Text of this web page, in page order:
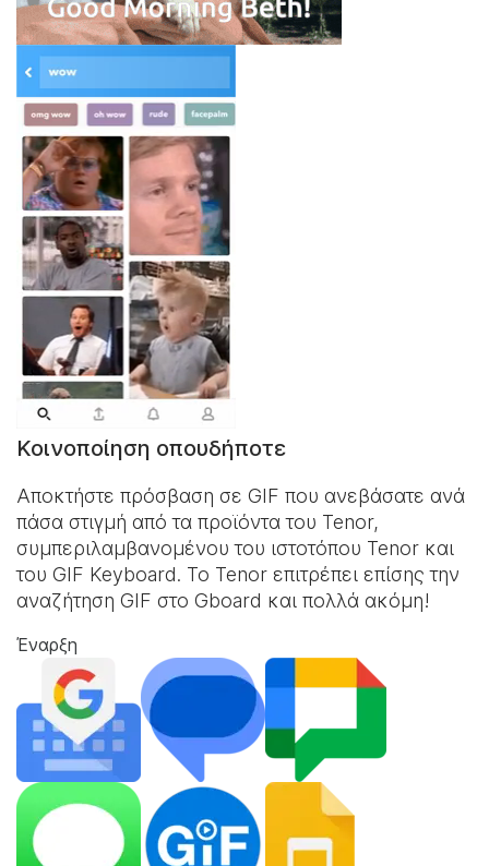
Κοινοποίηση οπουδήποτε
Αποκτήστε πρόσβαση σε GIF που ανεβάσατε ανά
πάσα στιγμή από τα προϊόντα του Tenor,
συμπεριλαμβανομένου του ιστοτόπου Tenor και
του GIF Keyboard. Το Tenor επιτρέπει επίσης την
αναζήτηση GIF στο Gboard και πολλά ακόμη!
Έναρξη